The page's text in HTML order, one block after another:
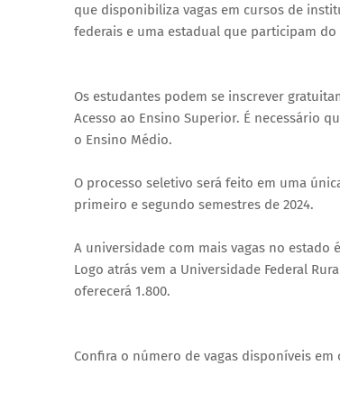
que disponibiliza vagas em cursos de
federais e uma estadual que participam do
Os estudantes podem se inscrever
Acesso ao Ensino Superior. É necessário
o Ensino Médio.
O processo seletivo será feito em uma
primeiro e segundo semestres de 2024.
A universidade com mais vagas no estado
Logo atrás vem a Universidade Federal
oferecerá 1.800.
Confira o número de vagas disponíveis